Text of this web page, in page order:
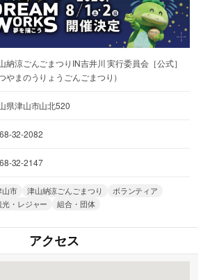
納涼ごんごまつりIN吉井川 実行委員会［公式］
つやまのうりょうごんごまつり）
県津山市山北520
32-2082
32-2147
山市 津山納涼ごんごまつり
ボランティア
光・レジャー
組合・団体
アクセス